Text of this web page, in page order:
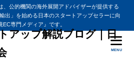
、公的機関の海外展開アドバイザーが提供する
出」を始める日本のスタートアップセラーに向
専門メディア』です。
アップ解説ブログ｜日
MENU